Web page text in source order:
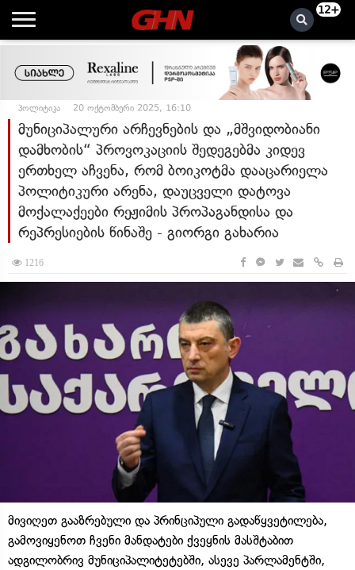
12+
პოლიტიკა 20 ოქტომბერი 2025, 16:10
მუნიციპალური არჩევნების და „მშვიდობიანი
დამხობის“ პროვოკაციის შედეგებმა კიდევ
ერთხელ აჩვენა, რომ ბოიკოტმა დააცარიელა
პოლიტიკური არენა, დაუცველი დატოვა
მოქალაქეები რეჟიმის პროპაგანდისა და
რეპრესიების წინაშე - გიორგი გახარია
1216
მივიღეთ გააზრებული და პრინციპული გადაწყვეტილება,
გამოვიყენოთ ჩვენი მანდატები ქვეყნის მასშტაბით
ადგილობრივ მუნიციპალიტეტებში, ასევე პარლამენტში,